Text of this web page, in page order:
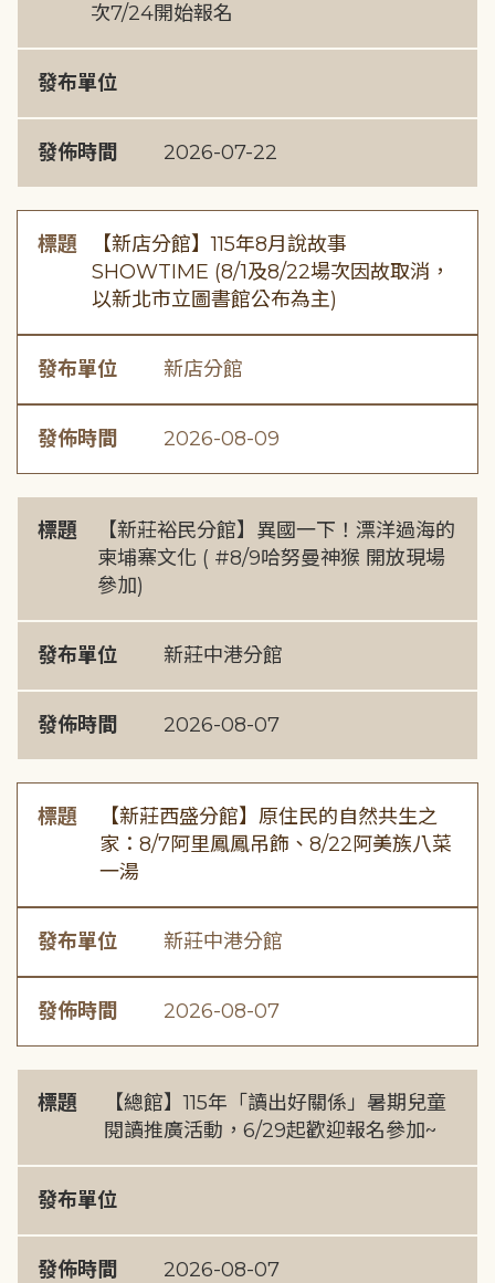
次7/24開始報名
發布單位
發佈時間 2026-07-22
標題
【新店分館】115年8月說故事
SHOWTIME (8/1及8/22場次因故取消，
以新北市立圖書館公布為主)
發布單位 新店分館
發佈時間 2026-08-09
標題
【新莊裕民分館】異國一下！漂洋過海的
柬埔寨文化 ( #8/9哈努曼神猴 開放現場
參加)
發布單位 新莊中港分館
發佈時間 2026-08-07
標題
【新莊西盛分館】原住民的自然共生之
家：8/7阿里鳳鳳吊飾、8/22阿美族八菜
一湯
發布單位 新莊中港分館
發佈時間 2026-08-07
標題
【總館】115年「讀出好關係」暑期兒童
閱讀推廣活動，6/29起歡迎報名參加~
發布單位
發佈時間 2026-08-07